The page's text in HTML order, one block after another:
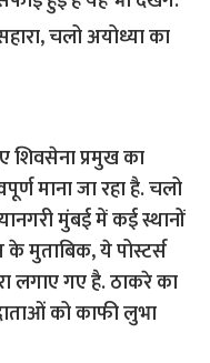
प्रमुख का
माना जा रहा है. चलो
मुंबई में कई स्थानों
के मुताबिक, ये पोस्टर्स
लगाए गए है. ठाकरे का
को काफी लुभा